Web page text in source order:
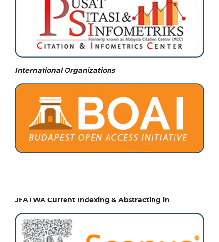
International Organizations
JFATWA Current Indexing & Abstracting in